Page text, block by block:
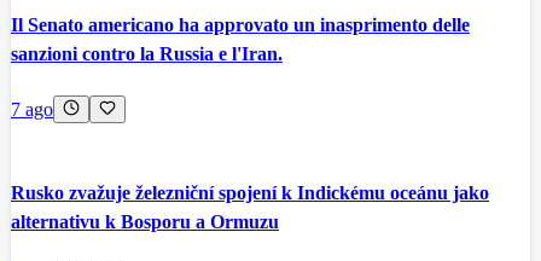
Il Senato americano ha approvato un inasprimento delle
sanzioni contro la Russia e l'Iran.
7 ago
Rusko zvažuje železniční spojení k Indickému oceánu jako
alternativu k Bosporu a Ormuzu